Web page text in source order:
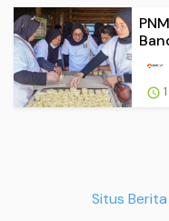
Situs